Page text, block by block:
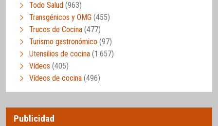
Todo Salud (963)
Transgénicos y OMG (455)
Trucos de Cocina (477)
Turismo gastronómico (97)
Utensilios de cocina (1.657)
Vídeos (405)
Vídeos de cocina (496)
Publicidad